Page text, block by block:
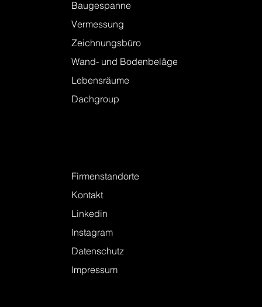
Baugespanne
Vermessung
Zeichnungsbüro
Wand- und Bodenbeläge
Lebensräume
Dachgroup
Firmenstandorte
Kontakt
Linkedin
Instagram
Datenschutz
Impressum